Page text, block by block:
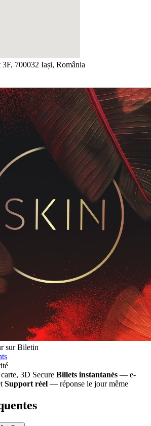
3F, 700032 Iași, România
sur Biletin
3D Secure Billets instantanés — e-
Support réel — réponse le jour même